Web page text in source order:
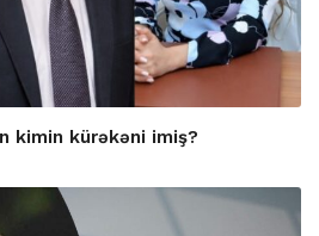
kimin kürəkəni imiş?